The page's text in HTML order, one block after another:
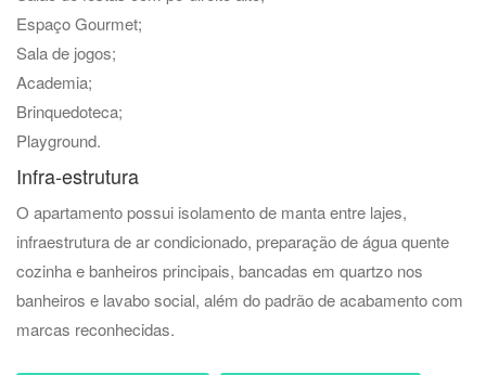
Espaço Gourmet;
Sala de jogos;
Academia;
Brinquedoteca;
Playground.
Infra-estrutura
O apartamento possui isolamento de manta entre lajes,
infraestrutura de ar condicionado, preparação de água quente
cozinha e banheiros principais, bancadas em quartzo nos
banheiros e lavabo social, além do padrão de acabamento com
marcas reconhecidas.